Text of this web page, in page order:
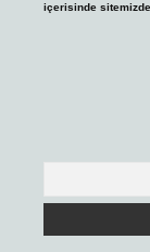
içerisinde